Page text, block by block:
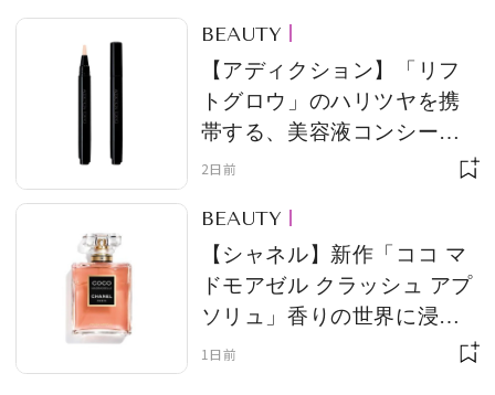
MAGAZINE
SPUR 2026 JULY
2026年9月号
最新号を試し読み
BEAUTY
【アディクション】「リフ
トグロウ」のハリツヤを携
帯する、美容液コンシーラ
ー誕生！ 「デイクリーム」
アップ
2日前
BEAUTY
【シャネル】新作「ココ マ
ドモアゼル クラッシュ アプ
ソリュ」香りの世界に浸る
限定イベントが、原宿で開
1日前